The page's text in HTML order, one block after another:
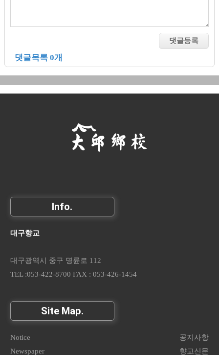
댓글목록 0개
Info.
대구향교
대구광역시 중구 명륜로 112
TEL :053-422-8700 FAX : 053-426-1454
Site Map.
Notice
공지사항
Newspaper
향교신문